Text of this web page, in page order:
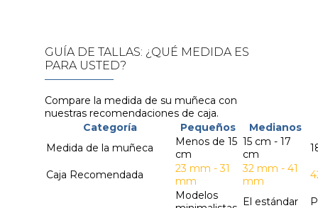
GUÍA DE TALLAS: ¿QUÉ MEDIDA ES
PARA USTED?
Compare la medida de su muñeca con
nuestras recomendaciones de caja.
Categoría
Pequeños
Medianos
Medida de la muñeca
Menos de 15
cm
15 cm - 17
cm
Caja Recomendada
23 mm - 31
mm
32 mm - 41
mm
Modelos
El estándar